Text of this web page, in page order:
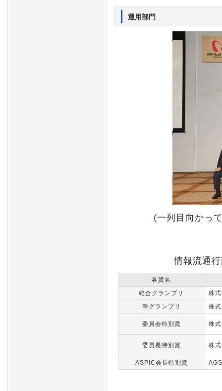
運用部門
(一列目向か
情報流通
各賞名
総合グランプリ
株
準グランプリ
株
委員会特別賞 株
委員長特別賞 株
ASPIC会長特別賞